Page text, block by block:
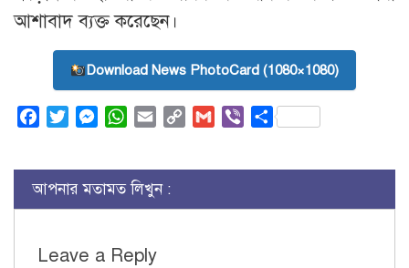
আশাবাদ ব্যক্ত করেছেন।
Download News PhotoCard (1080×1080)
FacebookTwitterMessenger
WhatsApp
Email
Copy
Gmail ViberShare
আপনার মতামত লিখুন :
Leave a Reply